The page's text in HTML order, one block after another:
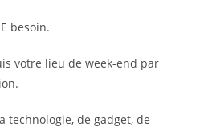
besoin.
votre lieu de week-end par
technologie, de gadget, de